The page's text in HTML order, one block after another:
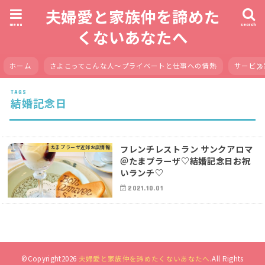
夫婦愛と家族仲を諦めた
くないあなたへ
search
menu
ホーム さよこってこんな人〜プライベートと仕事への情熱 サービ
結婚記念日
たまプラーザ近郊お店情報
フレンチレストラン サンクアロマ
＠たまプラーザ♡結婚記念日お祝
いランチ♡
2021.10.01
©Copyright2026 夫婦愛と家族仲を諦めたくないあなたへ.All Rights